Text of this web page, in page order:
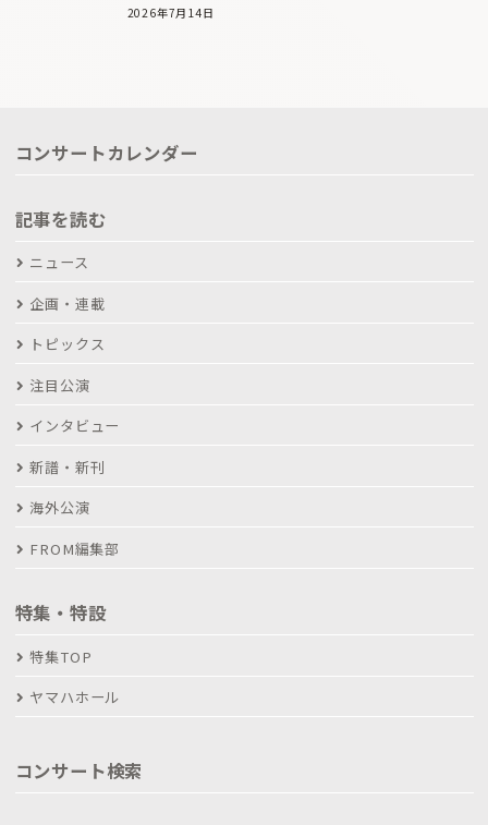
2026年7月14日
コンサートカレンダー
記事を読む
ニュース
企画・連載
トピックス
注目公演
インタビュー
新譜・新刊
海外公演
FROM編集部
特集・特設
特集TOP
ヤマハホール
コンサート検索